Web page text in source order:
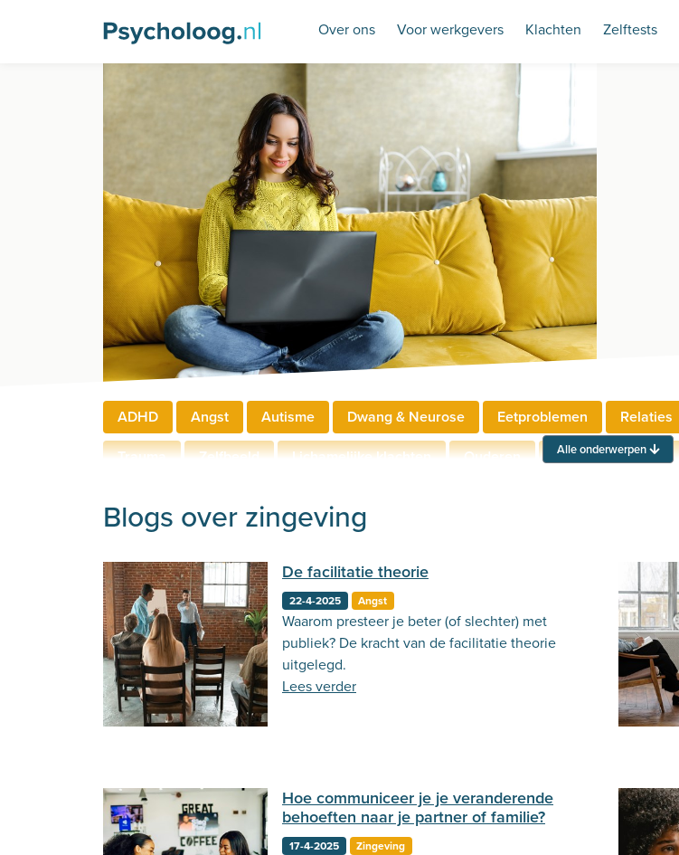
Over ons Voor werkgevers Klachten Zelftests
ADHD Angst Autisme Dwang & Neurose Eetproblemen Relaties
Trauma
Zelfbeeld Lichamelijke klachten Ouderen Neuropsychologie
Alle onderwerpen
Blogs over zingeving
De facilitatie theorie
22-4-2025 Angst
Waarom presteer je beter (of slechter) met
publiek? De kracht van de facilitatie theorie
uitgelegd.
Lees verder
Hoe communiceer je je veranderende
behoeften naar je partner of familie?
17-4-2025 Zingeving